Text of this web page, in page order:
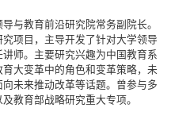
与教育前沿研究院常务副院长。
项目，主导开发了针对大学领导
师。主要研究兴趣为中国教育系
大变革中的角色和变革策略，未
未来推动改革等话题。曾参与多
教育部战略研究重大专项。